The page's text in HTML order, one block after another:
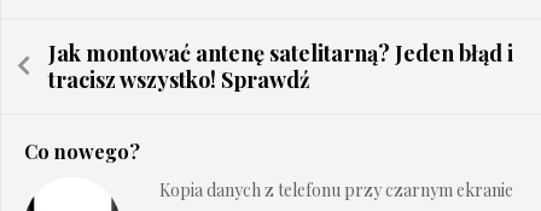
Jak montować antenę satelitarną? Jeden błąd i
tracisz wszystko! Sprawdź
Co nowego?
Kopia danych z telefonu przy czarnym ekranie